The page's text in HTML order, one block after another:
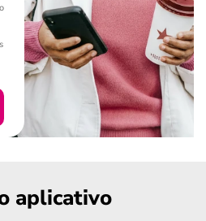
aplicativo